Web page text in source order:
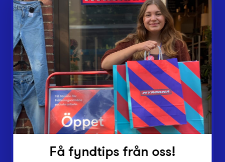
Webbshop
Butiker
Lämna in
Vårt överskott
Inlämningsplatser
Om Myrorna
Lediga jobb
Pressrum
Få fyndtips från oss!